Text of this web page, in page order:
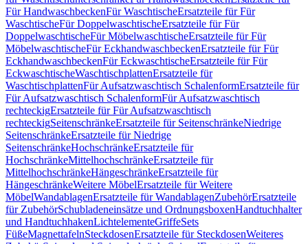
Für HandwaschbeckenFür WaschtischeErsatzteile für Für
WaschtischeFür DoppelwaschtischeErsatzteile für Für
DoppelwaschtischeFür MöbelwaschtischeErsatzteile für Für
MöbelwaschtischeFür EckhandwaschbeckenErsatzteile für Für
EckhandwaschbeckenFür EckwaschtischeErsatzteile für Für
EckwaschtischeWaschtischplattenErsatzteile für
WaschtischplattenFür Aufsatzwaschtisch SchalenformErsatzteile für
Für Aufsatzwaschtisch SchalenformFür Aufsatzwaschtisch
rechteckigErsatzteile für Für Aufsatzwaschtisch
rechteckigSeitenschränkeErsatzteile für SeitenschränkeNiedrige
SeitenschränkeErsatzteile für Niedrige
SeitenschränkeHochschränkeErsatzteile für
HochschränkeMittelhochschränkeErsatzteile für
MittelhochschränkeHängeschränkeErsatzteile für
HängeschränkeWeitere MöbelErsatzteile für Weitere
MöbelWandablagenErsatzteile für WandablagenZubehörErsatzteile
für ZubehörSchubladeneinsätze und OrdnungsboxenHandtuchhalter
und HandtuchhakenLichtelementeGriffeSets
FüßeMagnettafelnSteckdosenErsatzteile für SteckdosenWeiteres